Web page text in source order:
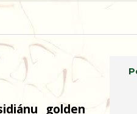
golden